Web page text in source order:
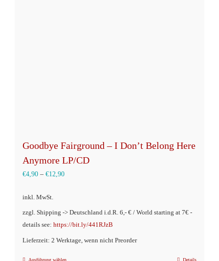
Goodbye Fairground – I Don’t Belong Here
Anymore LP/CD
€4,90 – €12,90
inkl. MwSt.
zzgl. Shipping -> Deutschland i.d.R. 6,- € / World starting at 7€ -
details see: https://bit.ly/441RJzB
Lieferzeit: 2 Werktage, wenn nicht Preorder
Ausführung wählen Details